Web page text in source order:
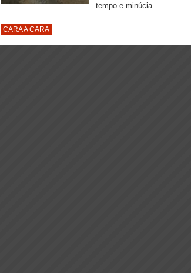
tempo e minúcia.
CARA A CARA